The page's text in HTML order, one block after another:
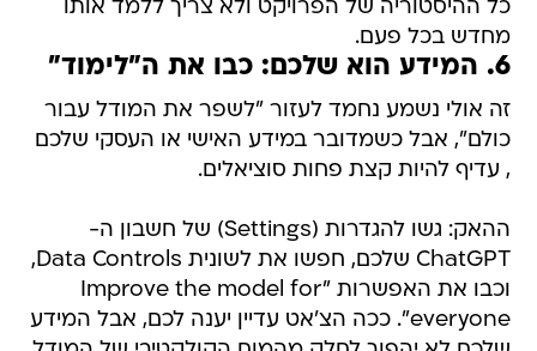
כל ההיסטוריה של הפרויקט ולא צריך ללמד אותו
מחדש בכל פעם.
6. המידע הוא שלכם: כבו את ה"לימוד"
זה אולי נשמע נחמד לעזור "לשפר את המודל עבור
כולם", אבל כשמדובר במידע האישי או העסקי שלכם
, עדיף להיות קצת פחות סוציאלים.
ההאק: גשו להגדרות (Settings) של חשבון ה-
ChatGPT שלכם, חפשו את לשונית Data Controls,
וכבו את האפשרות "Improve the model for
everyone". ככה הצ'אט עדיין יענה לכם, אבל המידע